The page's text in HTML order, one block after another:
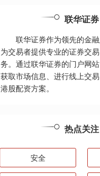
联华证券
联华证券作为领先的金
为交易者提供专业的证券交
务。通过联华证券的门户网
获取市场信息、进行线上交
港股配资方案。
热点关注
安全